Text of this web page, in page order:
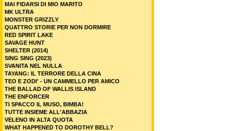
MAI FIDARSI DI MIO MARITO
MK ULTRA
MONSTER GRIZZLY
QUATTRO STORIE PER NON DORMIRE
RED SPIRIT LAKE
SAVAGE HUNT
SHELTER (2014)
SING SING (2023)
SVANITA NEL NULLA
TAYANG: IL TERRORE DELLA CINA
TEO E ZODI' - UN CAMMELLO PER AMICO
THE BALLAD OF WALLIS ISLAND
THE ENFORCER
TI SPACCO IL MUSO, BIMBA!
TUTTE INSIEME ALL'ABBAZIA
VELENO IN ALTA QUOTA
WHAT HAPPENED TO DOROTHY BELL?